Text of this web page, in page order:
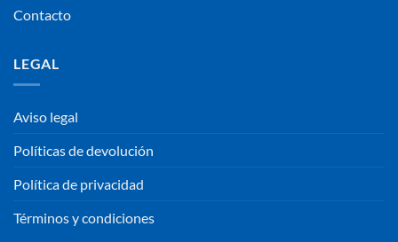
Contacto
LEGAL
Aviso legal
Políticas de devolución
Política de privacidad
Términos y condiciones